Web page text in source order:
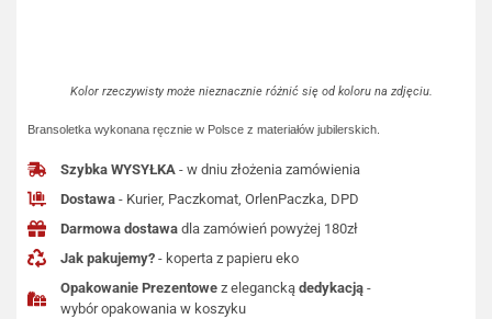
Kolor rzeczywisty może nieznacznie różnić się od koloru na zdjęciu.
Bransoletka wykonana ręcznie w Polsce z materiałów jubilerskich.
Szybka WYSYŁKA - w dniu złożenia zamówienia
Dostawa - Kurier, Paczkomat, OrlenPaczka, DPD
Darmowa dostawa dla zamówień powyżej 180zł
Jak pakujemy? - koperta z papieru eko
Opakowanie Prezentowe z eleganckądedykacją -
wybór opakowania w koszyku